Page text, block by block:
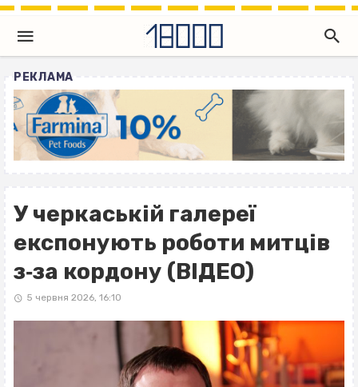
РЕКЛАМА
У черкаській галереї
експонують роботи митців
з‐за кордону (ВІДЕО)
5 червня 2026, 16:10